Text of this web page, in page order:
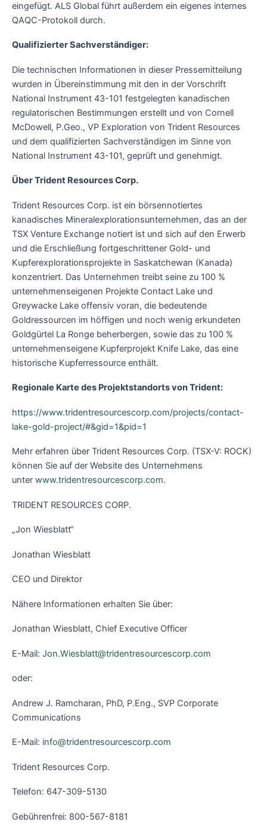
eingefügt. ALS Global führt außerdem ein eigenes internes
QAQC-Protokoll durch.
Qualifizierter Sachverständiger:
Die technischen Informationen in dieser Pressemitteilung
wurden in Übereinstimmung mit den in der Vorschrift
National Instrument 43-101 festgelegten kanadischen
regulatorischen Bestimmungen erstellt und von Cornell
McDowell, P.Geo., VP Exploration von Trident Resources
und dem qualifizierten Sachverständigen im Sinne von
National Instrument 43-101, geprüft und genehmigt.
Über Trident Resources Corp.
Trident Resources Corp. ist ein börsennotiertes
kanadisches Mineralexplorationsunternehmen, das an der
TSX Venture Exchange notiert ist und sich auf den Erwerb
und die Erschließung fortgeschrittener Gold- und
Kupferexplorationsprojekte in Saskatchewan (Kanada)
konzentriert. Das Unternehmen treibt seine zu 100 %
unternehmenseigenen Projekte Contact Lake und
Greywacke Lake offensiv voran, die bedeutende
Goldressourcen im höffigen und noch wenig erkundeten
Goldgürtel La Ronge beherbergen, sowie das zu 100 %
unternehmenseigene Kupferprojekt Knife Lake, das eine
historische Kupferressource enthält.
Regionale Karte des Projektstandorts von Trident:
https://www.tridentresourcescorp.com/projects/contact-
lake-gold-project/#&gid=1&pid=1
Mehr erfahren über Trident Resources Corp. (TSX-V: ROCK)
können Sie auf der Website des Unternehmens
unter www.tridentresourcescorp.com.
TRIDENT RESOURCES CORP.
„Jon Wiesblatt“
Jonathan Wiesblatt
CEO und Direktor
Nähere Informationen erhalten Sie über:
Jonathan Wiesblatt, Chief Executive Officer
E-Mail: Jon.Wiesblatt@tridentresourcescorp.com
oder:
Andrew J. Ramcharan, PhD, P.Eng., SVP Corporate
Communications
E-Mail: info@tridentresourcescorp.com
Trident Resources Corp.
Telefon: 647-309-5130
Gebührenfrei: 800-567-8181